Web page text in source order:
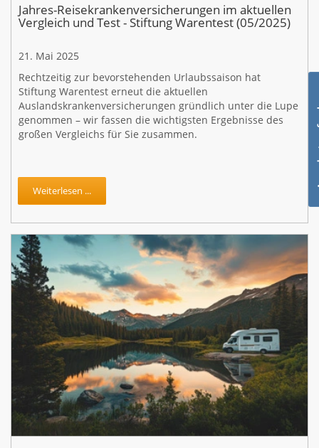
Jahres-Reisekrankenversicherungen im aktuellen
Vergleich und Test - Stiftung Warentest (05/2025)
21. Mai 2025
Rechtzeitig zur bevorstehenden Urlaubssaison hat
Stiftung Warentest erneut die aktuellen
Auslandskrankenversicherungen gründlich unter die Lupe
genommen – wir fassen die wichtigsten Ergebnisse des
großen Vergleichs für Sie zusammen.
Weiterlesen ...